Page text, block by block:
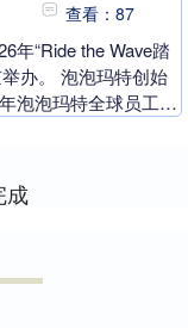
查看：87
年“Ride the Wave踏
办。 泡泡玛特创始
泡泡玛特全球员工伙
成